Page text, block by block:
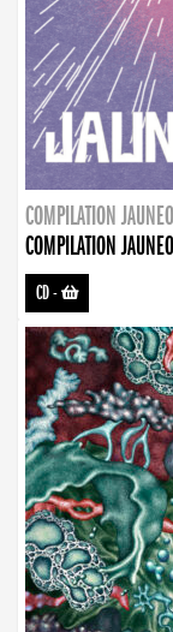
COMPILATION
COMPILATION
CD-